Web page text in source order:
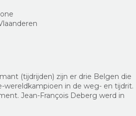
(tijdrijden) zijn er drie Belgen die
wereldkampioen in de weg- en tijdrit.
Jean-François Deberg werd in